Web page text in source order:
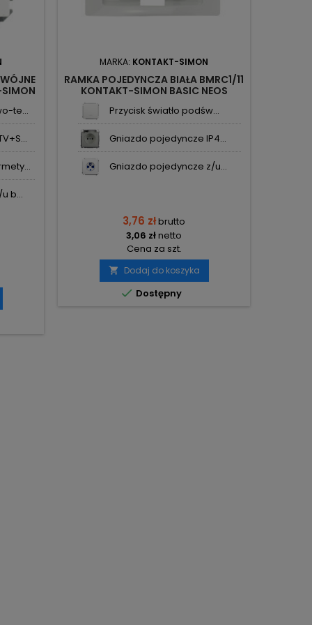
SIMON
te...
b...
MARKA: KONTAKT-SIMON
RAMKA POJEDYNCZA BIAŁA BMRC1/11
KONTAKT-SIMON BASIC NEOS
Przycisk światło podśw...
Gniazdo pojedyncze IP4...
Gniazdo pojedyncze z/u...
3,76 złbrutto
3,06 złnetto
Cena za szt.
 Dodaj do koszyka
 Dostępny